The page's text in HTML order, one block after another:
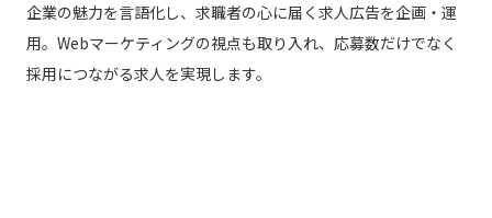
企業の魅力を言語化し、求職者の心に届く求人広告を企画・運
用。Webマーケティングの視点も取り入れ、応募数だけでなく
採用につながる求人を実現します。